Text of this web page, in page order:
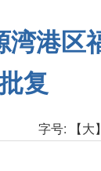
港区
复
字号: 【大】